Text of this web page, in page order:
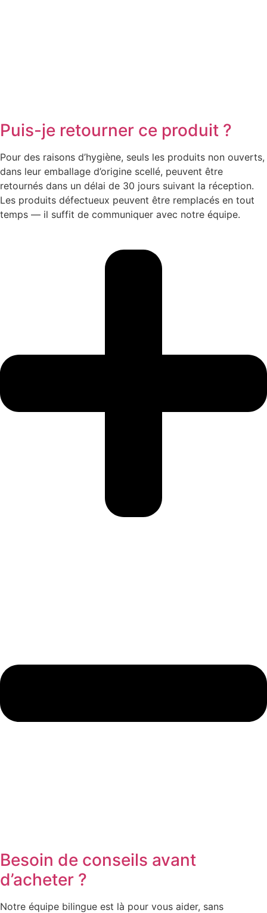
Puis-je retourner ce produit ?
Pour des raisons d’hygiène, seuls les produits non ouverts,
dans leur emballage d’origine scellé, peuvent être
retournés dans un délai de 30 jours suivant la réception.
Les produits défectueux peuvent être remplacés en tout
temps — il suffit de communiquer avec notre équipe.
Besoin de conseils avant
d’acheter ?
Notre équipe bilingue est là pour vous aider, sans